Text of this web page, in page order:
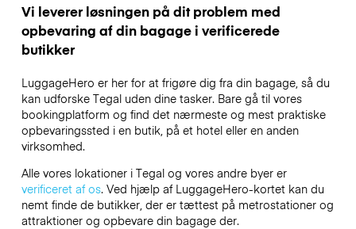
Vi leverer løsningen på dit problem med
opbevaring af din bagage i verificerede
butikker
LuggageHero er her for at frigøre dig fra din bagage, så du
kan udforske Tegal uden dine tasker. Bare gå til vores
bookingplatform og find det nærmeste og mest praktiske
opbevaringssted i en butik, på et hotel eller en anden
virksomhed.
Alle vores lokationer i Tegal og vores andre byer er
verificeret af os. Ved hjælp af LuggageHero-kortet kan du
nemt finde de butikker, der er tættest på metrostationer og
attraktioner og opbevare din bagage der.